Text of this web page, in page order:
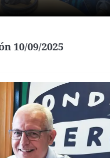
10/09/2025